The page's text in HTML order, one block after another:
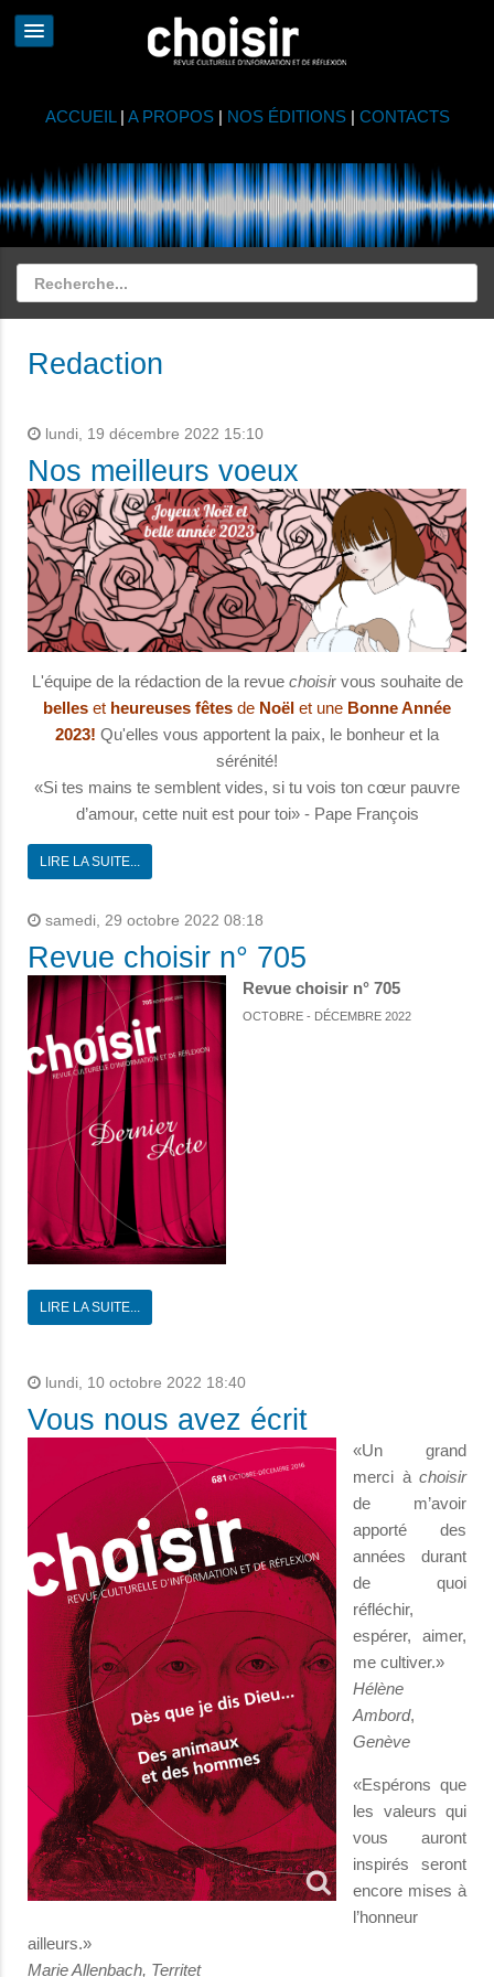
ACCUEIL | A PROPOS| NOS ÉDITIONS| CONTACTS
Redaction
lundi, 19 décembre 2022 15:10
Nos meilleurs voeux
L'équipe de la rédaction de la revue choisir vous souhaite de
belles et heureuses fêtes de Noël et une Bonne Année
2023! Qu'elles vous apportent la paix, le bonheur et la
sérénité!
«Si tes mains te semblent vides, si tu vois ton cœur pauvre
d’amour, cette nuit est pour toi» - Pape François
LIRE LA SUITE...
samedi, 29 octobre 2022 08:18
Revue choisir n° 705
Revue choisir n° 705
OCTOBRE - DÉCEMBRE 2022
LIRE LA SUITE...
lundi, 10 octobre 2022 18:40
Vous nous avez écrit
«Un grand
merci à choisir
de m’avoir
apporté des
années durant
de quoi
réfléchir,
espérer, aimer,
me cultiver.»
Hélène
Ambord,
Genève
«Espérons que
les valeurs qui
vous auront
inspirés seront
encore mises à
l’honneur
ailleurs.»
Marie Allenbach, Territet